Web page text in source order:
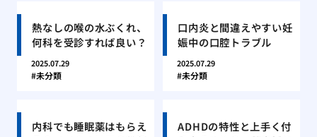
熱なしの喉の水ぶくれ、
何科を受診すれば良い？
2025.07.29
未分類
口内炎と間違えやすい妊
娠中の口腔トラブル
2025.07.29
未分類
内科でも睡眠薬はもらえ
ADHDの特性と上手く付